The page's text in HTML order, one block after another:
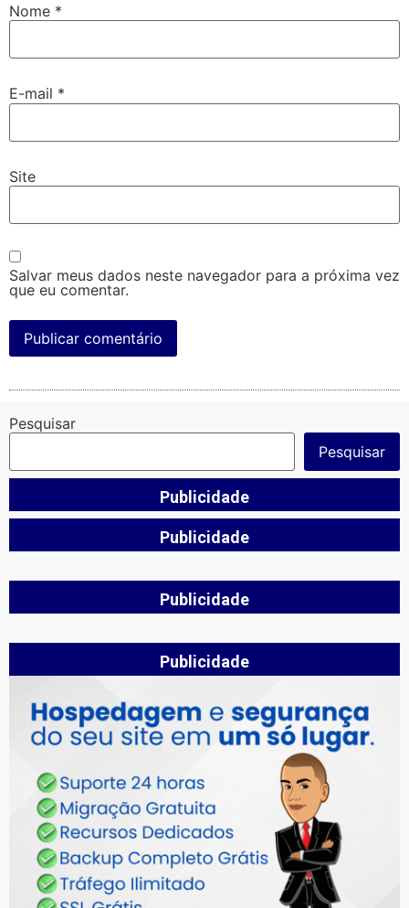
Nome *
E-mail *
Site
Salvar meus dados neste navegador para a próxima vez
que eu comentar.
Pesquisar
Pesquisar
Publicidade
Publicidade
Publicidade
Publicidade